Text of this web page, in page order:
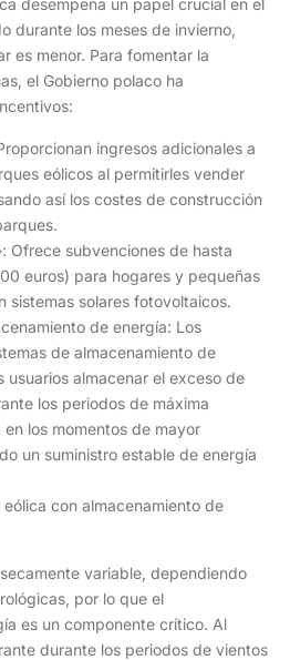
desempeña un papel crucial en el
durante los meses de invierno,
es menor. Para fomentar la
el Gobierno polaco ha
ingresos adicionales a
eólicos al permitirles vender
así los costes de construcción
Ofrece subvenciones de hasta
euros) para hogares y pequeñas
sistemas solares fotovoltaicos.
de energía: Los
de almacenamiento de
usuarios almacenar el exceso de
los periodos de máxima
los momentos de mayor
un suministro estable de energía
con almacenamiento de
variable, dependiendo
por lo que el
es un componente crítico. Al
durante los periodos de vientos